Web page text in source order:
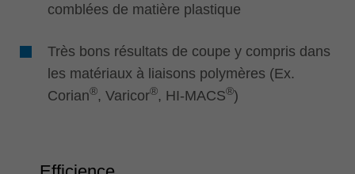
comblées de matière plastique
Très bons résultats de coupe y compris dans
les matériaux à liaisons polymères (Ex.
Corian®, Varicor®, HI-MACS®)